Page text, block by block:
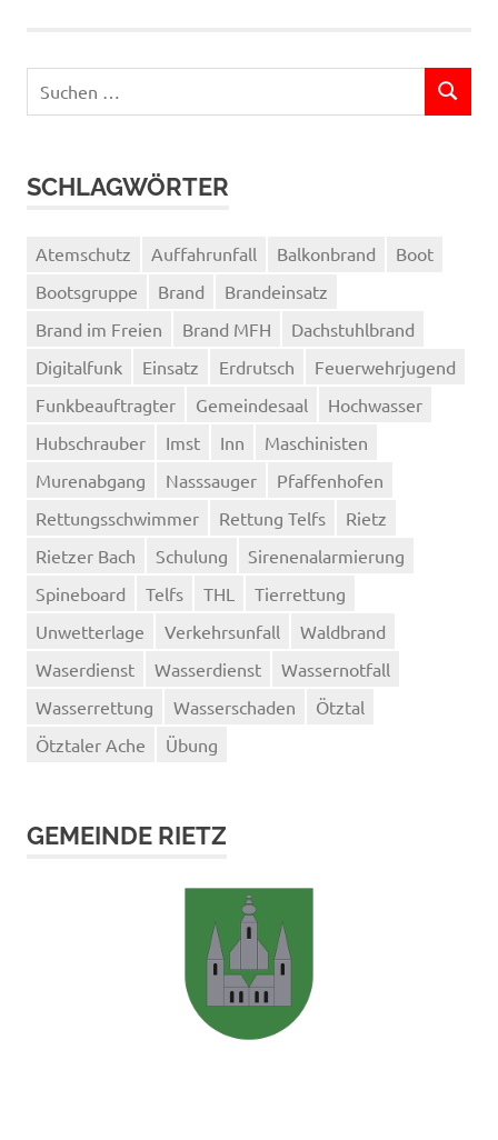
nach:
SUCHEN
SCHLAGWÖRTER
Atemschutz Auffahrunfall Balkonbrand
Boot
Bootsgruppe
Brand
Brandeinsatz
Brand im Freien
Brand MFH
Dachstuhlbrand
Digitalfunk
Einsatz Erdrutsch
Feuerwehrjugend
Funkbeauftragter
Gemeindesaal
Hochwasser
Hubschrauber
Imst Inn
Maschinisten
Murenabgang
Nasssauger
Pfaffenhofen
Rettungsschwimmer
Rettung Telfs
Rietz
Rietzer Bach
Schulung
Sirenenalarmierung
Spineboard
Telfs THL
Tierrettung
Unwetterlage
Verkehrsunfall
Waldbrand
Waserdienst
Wasserdienst
Wassernotfall
Wasserrettung
Wasserschaden
Ötztal
Ötztaler Ache
Übung
GEMEINDE RIETZ